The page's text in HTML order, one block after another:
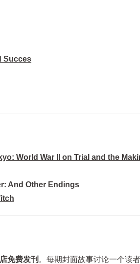
Succes
World War II on Trial and the
And Other Endings
免费发刊 。每期封面故事讨论一个读